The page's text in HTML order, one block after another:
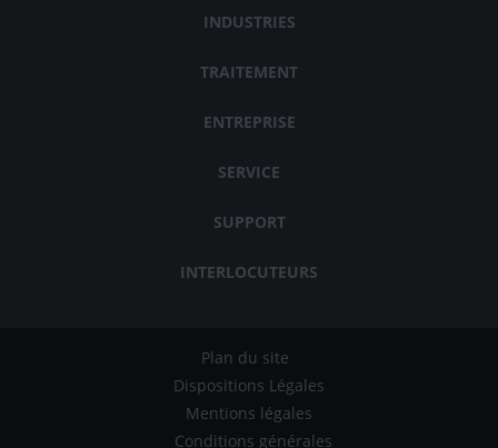
INDUSTRIES
TRAITEMENT
ENTREPRISE
SERVICE
SUPPORT
INTERLOCUTEURS
Plan du site
Dispositions Légales
Mentions légales
Conditions générales